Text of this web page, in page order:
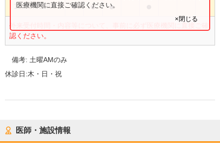
15:00〜18:00 ● ● ●
外来受付時間・内容等について、事前に必ず医療機関に直接ご確
認ください。
医療機関に直接ご確認ください。
×閉じる
備考: 土曜AMのみ
休診日:木・日・祝
医師・施設情報